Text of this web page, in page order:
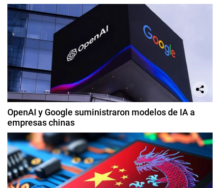
OpenAI y Google suministraron modelos de IA a
empresas chinas